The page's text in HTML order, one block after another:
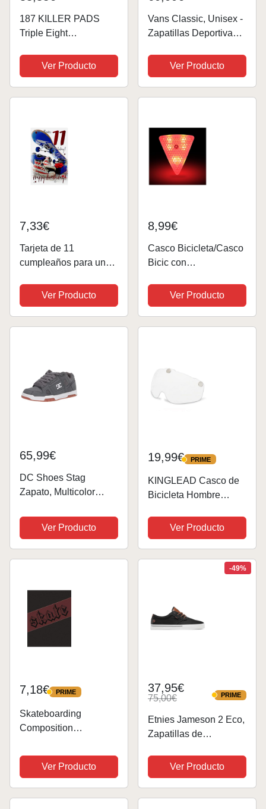
187 KILLER PADS
Triple Eight
Rodilleras, Coderas y
Muñequeras, Seis
Pack Pad Set, XS,
Ver Producto
Vans Classic, Unisex -
Zapatillas Deportivas
Skateboarding, Glow
Flame Negro Blanco,
42 EU
Ver Producto
7,33€
Tarjeta de 11
cumpleaños para un
skateboarding – 8.25 x
5.5 pulgadas –
Palabras y deseos
Ver Producto
8,99€
Casco Bicicleta/Casco
Bicic con
Casco Bicicleta Adulto
con Visera Magnética
Desmontable Gafas de
Ver Producto
65,99€
DC Shoes Stag
Zapato, Multicolor
para Hombre
Ver Producto
19,99€ PRIME
PRIME
KINGLEAD Casco de
Bicicleta Hombre
con Visera
Desmontable para
Carreras de Ciclismo
Adultos Skateboarding
Ver Producto
7,18€ PRIME
PRIME
Skateboarding
Composition
Ruled, 7.44 X 9.69, 75
sheets, 150 lined
Ver Producto
-49%
37,95€
75,00€ PRIME
PRIME
Etnies Jameson 2 Eco,
Zapatillas de
Hombre, Azul, 42 EU
Ver Producto